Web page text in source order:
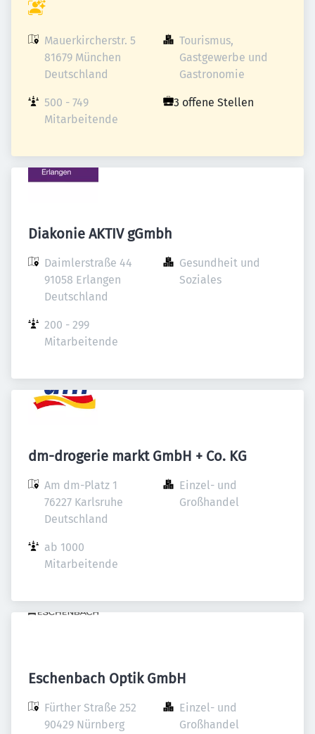
Mauerkircherstr. 5
81679 München
Deutschland
Tourismus,
Gastgewerbe und
Gastronomie
500 - 749
Mitarbeitende
3 offene Stellen
Diakonie AKTIV gGmbh
Daimlerstraße 44
91058 Erlangen
Deutschland
Gesundheit und
Soziales
200 - 299
Mitarbeitende
dm-drogerie markt GmbH + Co. KG
Am dm-Platz 1
76227 Karlsruhe
Deutschland
Einzel- und
Großhandel
ab 1000
Mitarbeitende
Eschenbach Optik GmbH
Fürther Straße 252
90429 Nürnberg
Einzel- und
Großhandel